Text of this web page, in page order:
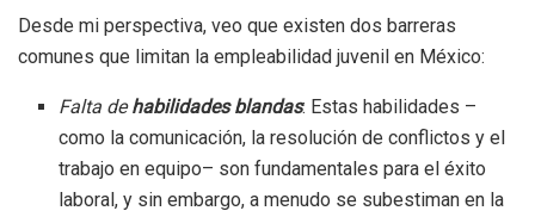
Desde mi perspectiva, veo que existen dos barreras
comunes que limitan la empleabilidad juvenil en México:
Falta dehabilidades blandas: Estas habilidades –
como la comunicación, la resolución de conflictos y el
trabajo en equipo– son fundamentales para el éxito
laboral, y sin embargo, a menudo se subestiman en la